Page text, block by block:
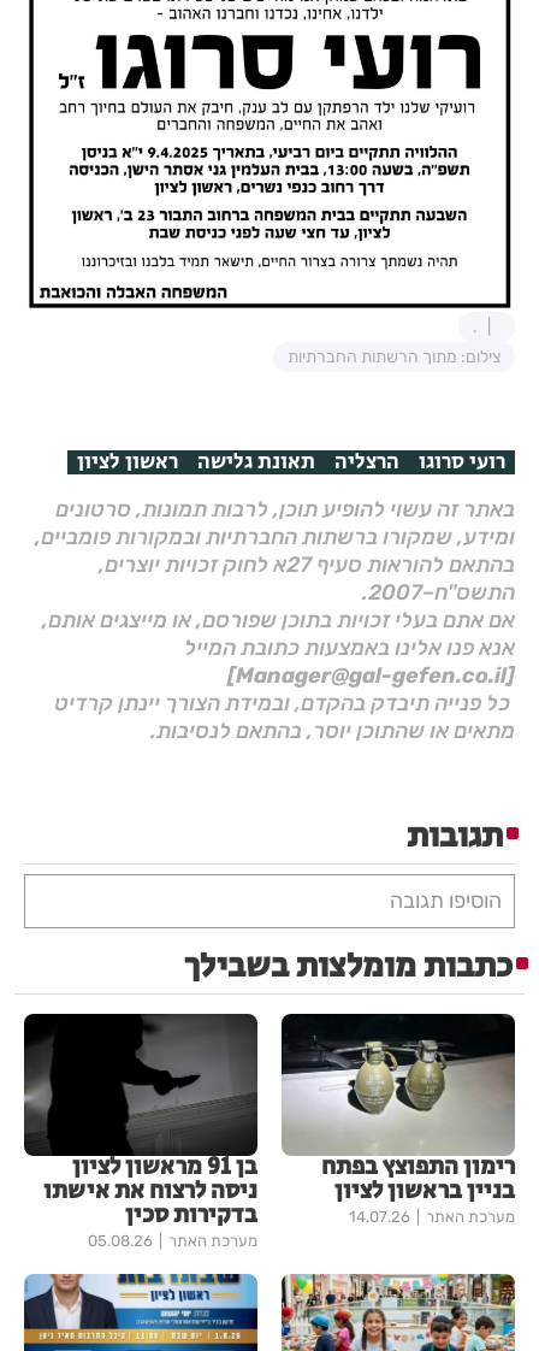
.
צילום: מתוך הרשתות החברתיות
רועי סרוגו הרצליה תאונת גלישה ראשון לציון
באתר זה עשוי להופיע תוכן, לרבות תמונות, סרטונים
ומידע, שמקורו ברשתות החברתיות ובמקורות פומביים,
בהתאם להוראות סעיף 27א לחוק זכויות יוצרים,
התשס"ח–2007.
אם אתם בעלי זכויות בתוכן שפורסם, או מייצגים אותם,
אנא פנו אלינו באמצעות כתובת המייל
[Manager@gal-gefen.co.il]
כל פנייה תיבדק בהקדם, ובמידת הצורך יינתן קרדיט
מתאים או שהתוכן יוסר, בהתאם לנסיבות.
תגובות
הוסיפו תגובה
כתבות מומלצות בשבילך
רימון התפוצץ בפתח
בניין בראשון לציון
מערכת האתר 14.07.26
בן 91 מראשון לציון
ניסה לרצוח את אישתו
בדקירות סכין
מערכת האתר 05.08.26